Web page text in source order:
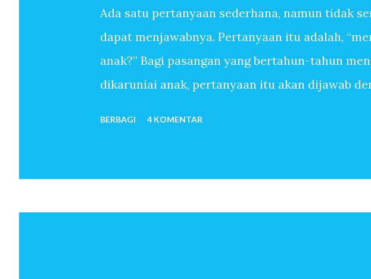
Ada satu pertanyaan sederhana, namun tidak
dapat menjawabnya. Pertanyaan itu adalah,
anak?” Bagi pasangan yang bertahun-tahun
dikaruniai anak, pertanyaan itu akan dijawab
oleh-Nya, pertanyaan mengapa ingin memiliki
BERBAGI 4 KOMENTAR